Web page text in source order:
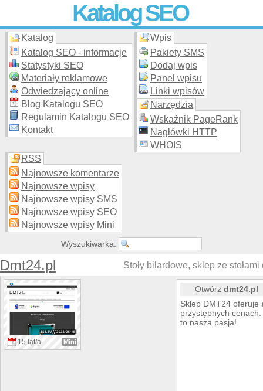
Katalog SEO
Skuteczna i promocja stron WWW –
moderowanego katalogu za darmo!
Katalog
Katalog SEO - informacje
Statystyki SEO
Materiały reklamowe
Odwiedzający online
Blog Katalogu SEO
Regulamin Katalogu SEO
Kontakt
Wpis
Pakiety SMS
Dodaj wpis
Panel wpisu
Linki wpisów
Narzędzia
Wskaźnik PageRank
Nagłówki HTTP
WHOIS
RSS
Najnowsze komentarze
Najnowsze wpisy
Najnowsze wpisy SMS
Najnowsze wpisy SEO
Najnowsze wpisy Mini
Wyszukiwarka:
Dmt24.pl Stoły bilardowe, sklep ze
15 lat/a Mini
Otwórzdmt24.pl
Sklep DMT24 oferuje
przystępnych
to nasza pasja!